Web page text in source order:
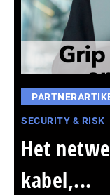
SECURITY & RISK
Het
kabel,...